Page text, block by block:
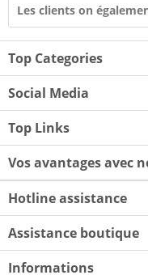
Les clients on
Top Categories
Social Media
Top Links
Vos avantages avec
Hotline assistance
Assistance boutique
Informations